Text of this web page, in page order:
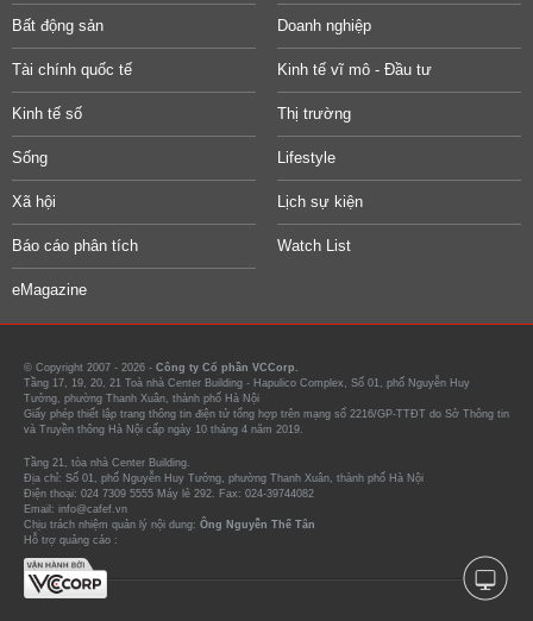
Bất động sản Doanh nghiệp
Tài chính quốc tế Kinh tế vĩ mô - Đầu tư
Kinh tế số Thị trường
Sống Lifestyle
Xã hội Lịch sự kiện
Báo cáo phân tích Watch List
eMagazine
© Copyright 2007 - 2026 - Công ty Cổ phần VCCorp.
Tầng 17, 19, 20, 21 Toà nhà Center Building - Hapulico Complex, Số 01, phố Nguyễn Huy
Tưởng, phường Thanh Xuân, thành phố Hà Nội
Giấy phép thiết lập trang thông tin điện tử tổng hợp trên mạng số 2216/GP-TTĐT do Sở Thông tin
và Truyền thông Hà Nội cấp ngày 10 tháng 4 năm 2019.
Tầng 21, tòa nhà Center Building.
Địa chỉ: Số 01, phố Nguyễn Huy Tưởng, phường Thanh Xuân, thành phố Hà Nội
Điện thoại: 024 7309 5555 Máy lẻ 292. Fax: 024-39744082
Email: info@cafef.vn
Chịu trách nhiệm quản lý nội dung: Ông Nguyễn Thế Tân
Hỗ trợ quảng cáo :